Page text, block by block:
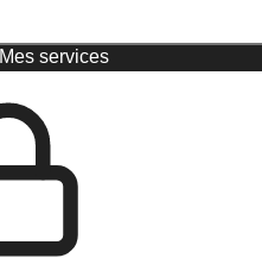
Mes services